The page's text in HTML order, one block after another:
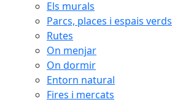
Els murals
Parcs, places i espais verds
Rutes
On menjar
On dormir
Entorn natural
Fires i mercats